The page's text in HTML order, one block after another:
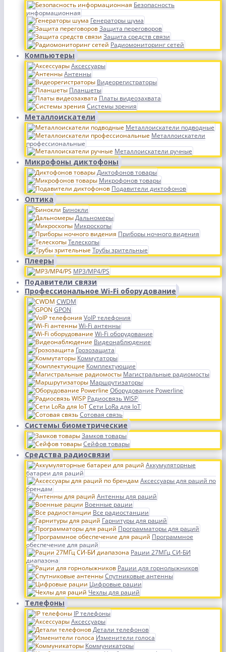
Безопасность
информационная
Генераторы шума
Защита переговоров
Защита средств связи
Радиомониторинг сетей
Компьютеры
Аксессуары
Антенны
Видеорегистраторы
Планшеты
Платы видеозахвата
Системы зрения
Металлоискатели
Металлоискатели подводные
Металлоискатели
профессиональные
Металлоискатели ручные
Микрофоны диктофоны
Диктофонов товары
Микрофонов товары
Подавители диктофонов
Оптика
Бинокли
Дальномеры
Микроскопы
Приборы ночного видения
Телескопы
Трубы зрительные
Плееры
MP3/MP4/PS
Подавители связи
Профессиональное Wi-Fi оборудование
CWDM
GPON
VoIP телефония
Wi-Fi антенны
Wi-Fi оборудование
Видеонаблюдение
Грозозащита
Коммутаторы
Комплектующие
Магистральные радиомосты
Маршрутизаторы
Оборудование Powerline
Радиосвязь WISP
Сети LoRa для IoT
Сотовая связь
Системы биометрические
Замков товары
Сейфов товары
Средства радиосвязи
Аккумуляторные
батареи для раций
Аксессуары для раций по
брендам
Антенны для раций
Военные рации
Все радиостанции
Гарнитуры для раций
Программаторы для раций
Программное
обеспечение для раций
Рации 27МГц СИ-БИ
диапазона
Рации для горнолыжников
Спутниковые антенны
Цифровые рации
Чехлы для раций
Телефоны
IP телефоны
Аксессуары
Детали телефонов
Изменители голоса
Коммуникаторы